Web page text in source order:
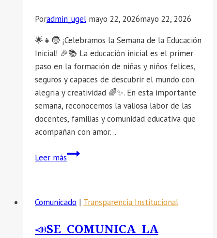
reasignación
por
las
causales
de
interés
personal
y
unidad
familiar.
Poradmin_ugel mayo 22, 2026mayo 22, 2026
🌟👧🧒 ¡Celebramos la Semana de la Educación
Inicial! 🎉📚 La educación inicial es el primer
paso en la formación de niñas y niños felices,
seguros y capaces de descubrir el mundo con
alegría y creatividad 🌈✨. En esta importante
semana, reconocemos la valiosa labor de las
docentes, familias y comunidad educativa que
acompañan con amor…
Leer másLA
SALUDA
ESPECIAL
Comunicado | Transparencia Institucional
📣SE COMUNICA LA